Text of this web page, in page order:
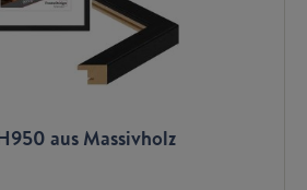
aus Massivholz